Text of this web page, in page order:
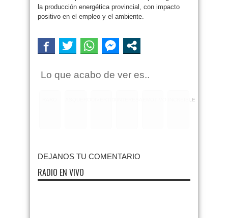
la producción energética provincial, con impacto
positivo en el empleo y el ambiente.
Lo que acabo de ver es..
INCREIBLE
DEJANOS TU COMENTARIO
RADIO EN VIVO